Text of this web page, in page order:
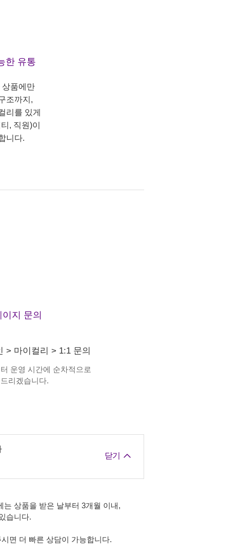
한 유통
상품에만
조까지,
리를 있게
, 직원)이
니다.
이지 문의
> 마이컬리 > 1:1 문의
운영 시간에 순차적으로
리겠습니다.
닫기
는 상품을 받은 날부터 3개월 이내,
습니다.
면 더 빠른 상담이 가능합니다.